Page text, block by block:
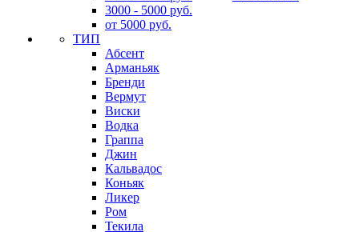
3000 - 5000 руб.
от 5000 руб.
ТИП
Абсент
Арманьяк
Бренди
Вермут
Виски
Водка
Граппа
Джин
Кальвадос
Коньяк
Ликер
Ром
Текила